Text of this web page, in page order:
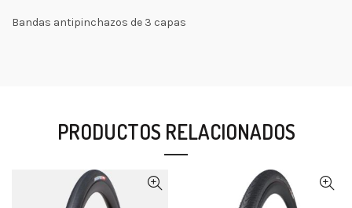
Bandas antipinchazos de 3 capas
PRODUCTOS RELACIONADOS